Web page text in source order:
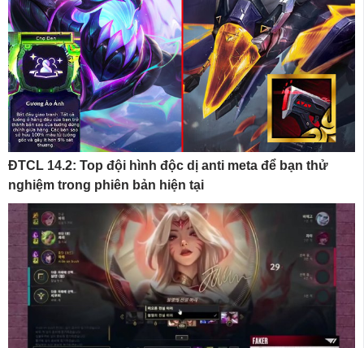
ĐTCL 14.2: Top đội hình độc dị anti meta để bạn thử
nghiệm trong phiên bản hiện tại